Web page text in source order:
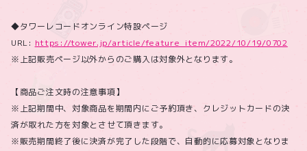
◆タワーレコードオンライン特設ページ
URL: https://tower.jp/article/feature_item/2022/10/19/0702
※上記販売ページ以外からのご購入は対象外となります。
【商品ご注文時の注意事項】
※上記期間中、対象商品を期間内にご予約頂き、クレジットカードの決
済が取れた方を対象とさせて頂きます。
※販売期間終了後に決済が完了した段階で、自動的に応募対象となりま